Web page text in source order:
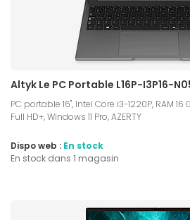
Altyk Le PC Portable L16P-I3P16-
PC portable 16", Intel Core i3-1220P, RAM 16
Full HD+, Windows 11 Pro, AZERTY
Dispo web : En stock
En stock dans 1 magasin